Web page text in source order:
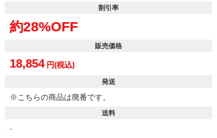
割引率
約28%OFF
販売価格
18,854 円(税込)
発送
※こちらの商品は廃番です。
送料
-